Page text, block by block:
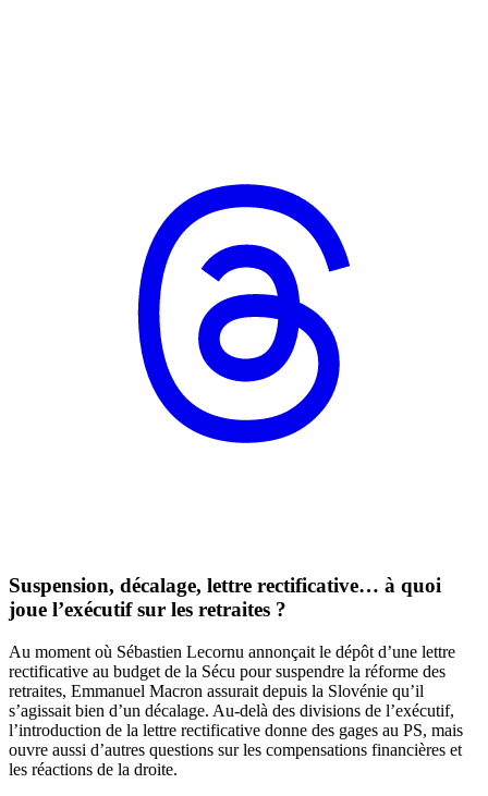
Suspension, décalage, lettre rectificative… à quoi
joue l’exécutif sur les retraites ?
Au moment où Sébastien Lecornu annonçait le dépôt d’une lettre
rectificative au budget de la Sécu pour suspendre la réforme des
retraites, Emmanuel Macron assurait depuis la Slovénie qu’il
s’agissait bien d’un décalage. Au-delà des divisions de l’exécutif,
l’introduction de la lettre rectificative donne des gages au PS, mais
ouvre aussi d’autres questions sur les compensations financières et
les réactions de la droite.